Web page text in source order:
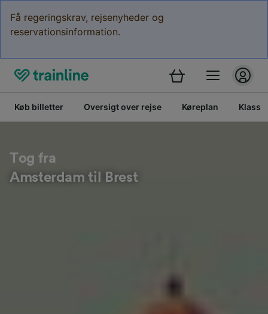
Få regeringskrav, rejsenyheder og
reservationsinformation.
Køb billetter Oversigt over rejse Køreplan
Tog fra
Amsterdam til Brest